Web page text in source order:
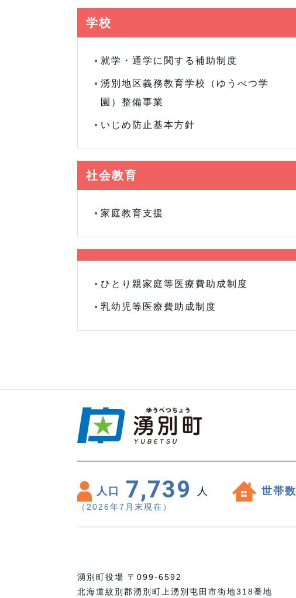
学校
就学・通学に関する補助制度
湧別地区義務教育学校（ゆうべつ学
園）整備事業
いじめ防止基本方針
社会教育
家庭教育支援
ひとり親家庭等医療費助成制度
乳幼児等医療費助成制度
人口 7,739 人 世帯数
（2026年7月末現在）
湧別町役場 〒099-6592
北海道紋別郡湧別町上湧別屯田市街地318番地